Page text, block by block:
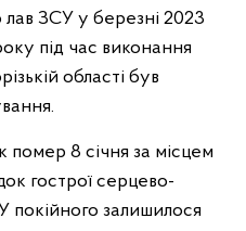
лав ЗСУ у березні 2023
під час виконання
області був
помер 8 січня за місцем
гострої серцево-
покійного залишилося